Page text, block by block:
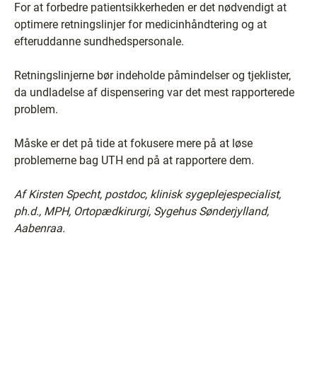
For at forbedre patientsikkerheden er det nødvendigt at
optimere retningslinjer for medicinhåndtering og at
efteruddanne sundhedspersonale.
Retningslinjerne bør indeholde påmindelser og tjeklister,
da undladelse af dispensering var det mest rapporterede
problem.
Måske er det på tide at fokusere mere på at løse
problemerne bag UTH end på at rapportere dem.
Af Kirsten Specht, postdoc, klinisk sygeplejespecialist,
ph.d., MPH, Ortopædkirurgi, Sygehus Sønderjylland,
Aabenraa.